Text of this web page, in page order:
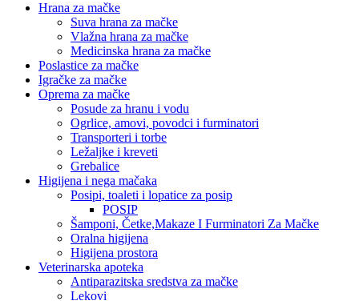
Hrana za mačke
Suva hrana za mačke
Vlažna hrana za mačke
Medicinska hrana za mačke
Poslastice za mačke
Igračke za mačke
Oprema za mačke
Posude za hranu i vodu
Ogrlice, amovi, povodci i furminatori
Transporteri i torbe
Ležaljke i kreveti
Grebalice
Higijena i nega mačaka
Posipi, toaleti i lopatice za posip
POSIP
Šamponi, Četke,Makaze I Furminatori Za Mačke
Oralna higijena
Higijena prostora
Veterinarska apoteka
Antiparazitska sredstva za mačke
Lekovi